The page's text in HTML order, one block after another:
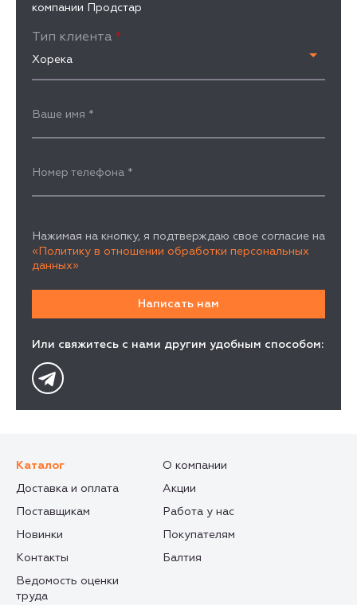
компании Продстар
Тип клиента *
Хорека
Ваше имя *
Номер телефона *
Нажимая на кнопку, я подтверждаю свое согласие на
«Политику в отношении обработки персональных
данных»
Или свяжитесь с нами другим удобным способом:
Каталог
О компании
Доставка и оплата
Акции
Поставщикам
Работа у нас
Новинки
Покупателям
Контакты
Балтия
Ведомость оценки
труда